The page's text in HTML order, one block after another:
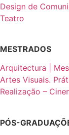
Design de
Teatro
MESTRADOS
Arquitectura |
Artes Visuais.
Realização –
PÓS-